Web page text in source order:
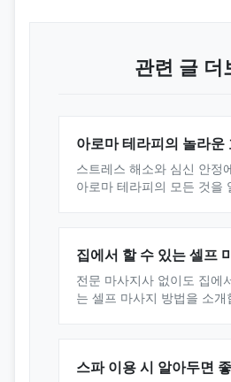
관련 글 더
아로마 테라피의 놀라운
스트레스 해소와 심신 안정
아로마 테라피의 모든 것을
집에서 할 수 있는 셀프
전문 마사지사 없이도 집에
는 셀프 마사지 방법을 소개
스파 이용 시 알아두면